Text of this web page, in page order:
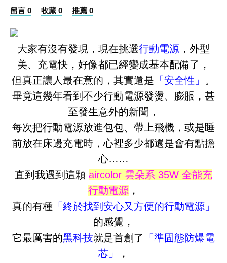
留言 0 收藏 0 推薦 0
大家有沒有發現，現在挑選行動電源 ，外型
美、充電快， 好像都已經變成基本配備了，
但真正讓人最在意的，其實還是 「安全性」 。
畢竟這幾年看到不少行動電源發燙、膨脹，甚
至發生意外的新聞，
每次把行動電源放進包包、帶上飛機，或是睡
前放在床邊充電時，心裡多少都還是會有點擔
心……
直到我遇到這顆 aircolor 雲朵系 35W 全能充
行動電源 ，
真的有種 「終於找到安心又方便的行動電源」
的感覺，
它最厲害的黑科技就是首創了
「準固態防爆電
芯」
，